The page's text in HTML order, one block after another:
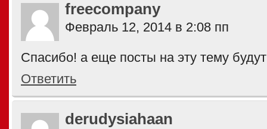
freecompany
Февраль 12, 2014 в 2:08 пп
Спасибо! а еще посты на эту тему
Ответить
derudysiahaan